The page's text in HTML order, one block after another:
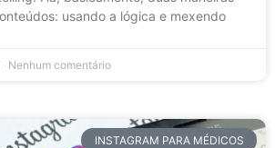
usando a lógica e mexendo
Nenhum comentário
INSTAGRAM PARA MÉDICOS